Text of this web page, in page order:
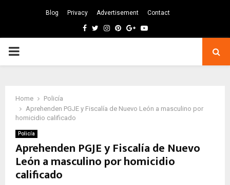
Blog Privacy Advertisement Contact
Facebook
TwitterInstagram
Pinterest
GoogleYoutube
PRIMARY
Home
Policía
Aprehenden PGJE y Fiscalía de Nuevo León a masculino por
homicidio calificado
Policía
Aprehenden PGJE y Fiscalía de Nuevo
León a masculino por homicidio
calificado